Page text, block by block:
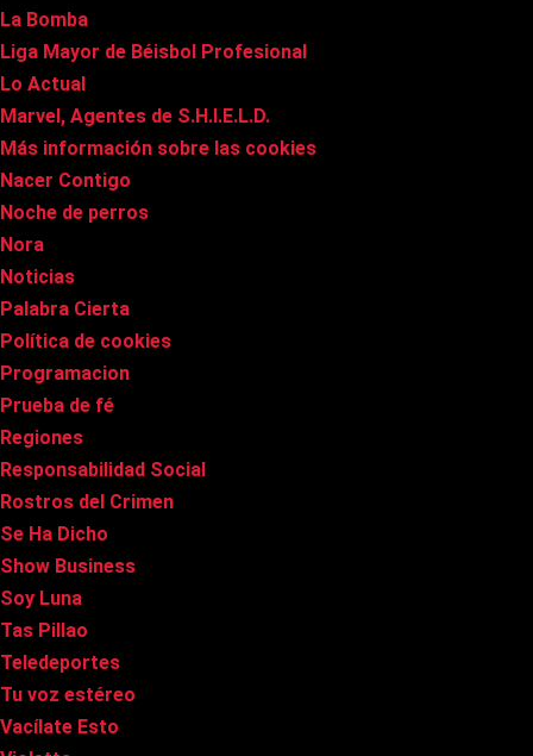
La Bomba
Liga Mayor de Béisbol Profesional
Lo Actual
Marvel, Agentes de S.H.I.E.L.D.
Más información sobre las cookies
Nacer Contigo
Noche de perros
Nora
Noticias
Palabra Cierta
Política de cookies
Programacion
Prueba de fé
Regiones
Responsabilidad Social
Rostros del Crimen
Se Ha Dicho
Show Business
Soy Luna
Tas Pillao
Teledeportes
Tu voz estéreo
Vacílate Esto